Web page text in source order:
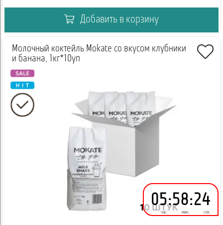
Добавить в корзину
Молочный коктейль Mokate со вкусом клубники
и банана, 1кг*10уп
05
час.
:58
мин.
:24
сек.